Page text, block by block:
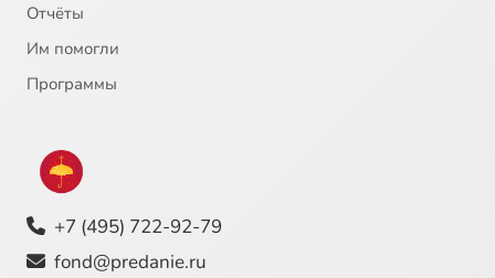
Отчёты
Им помогли
Программы
+7 (495) 722-92-79
fond@predanie.ru